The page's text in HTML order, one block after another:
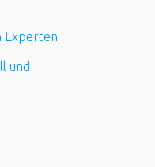
Experten
und